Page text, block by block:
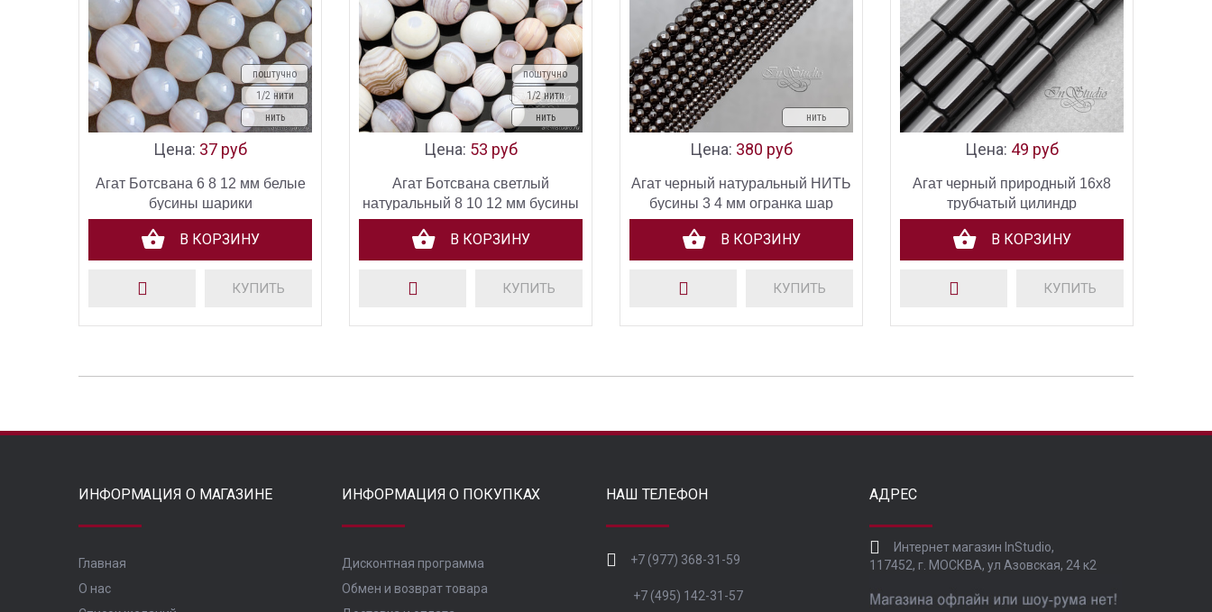
поштучно
1/2 нити
нить
Цена: 37 руб
Агат Ботсвана 6 8 12 мм белые
бусины шарики
В КОРЗИНУ
КУПИТЬ
поштучно
1/2 нити
нить
Цена: 53 руб
Агат Ботсвана светлый
натуральный 8 10 12 мм бусины
шарики
В КОРЗИНУ
КУПИТЬ
нить
Цена: 380 руб
Агат черный натуральный НИТЬ
бусины 3 4 мм огранка шар
В КОРЗИНУ
КУПИТЬ
Цена: 49 руб
Агат черный природный 16х8
трубчатый цилиндр
В КОРЗИНУ
КУПИТЬ
ИНФОРМАЦИЯ О МАГАЗИНЕ
Главная
О нас
ИНФОРМАЦИЯ О ПОКУПКАХ
Дисконтная программа
Обмен и возврат товара
НАШ ТЕЛЕФОН
+7 (977) 368-31-59
+7 (495) 142-31-57
АДРЕС
Интернет магазин InStudio,
117452, г. МОСКВА, ул Азовская, 24 к2